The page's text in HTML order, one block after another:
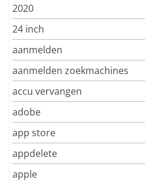
2020
24 inch
aanmelden
aanmelden zoekmachines
accu vervangen
adobe
app store
appdelete
apple